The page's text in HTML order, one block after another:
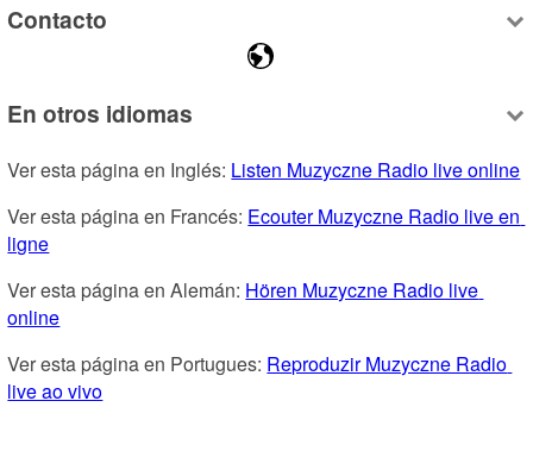
Contacto
En otros idiomas
Ver esta página en Inglés: Listen Muzyczne Radio live online
Ver esta página en Francés: Ecouter Muzyczne Radio live en
ligne
Ver esta página en Alemán: Hören Muzyczne Radio live
online
Ver esta página en Portugues: Reproduzir Muzyczne Radio
live ao vivo